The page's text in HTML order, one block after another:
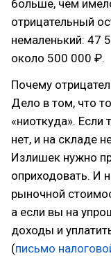
больше, чем
отрицательный
немаленький: 47
около 500 000 ₽.
Почему
Дело в том, что
«ниоткуда». Если
нет, и на складе
Излишек нужно
оприходовать. И
рыночной
а если вы на
доходы и
(письмо